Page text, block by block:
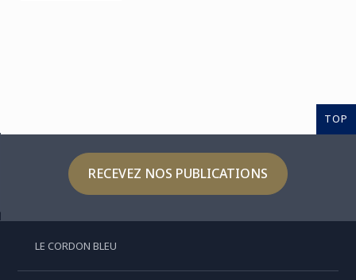
TOP
RECEVEZ NOS PUBLICATIONS
LE CORDON BLEU